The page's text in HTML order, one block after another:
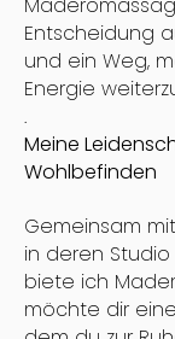
Entscheidung
und ein Weg,
Energie
.
Meine
Wohlbefinden
Gemeinsam
in deren
biete ich
möchte dir